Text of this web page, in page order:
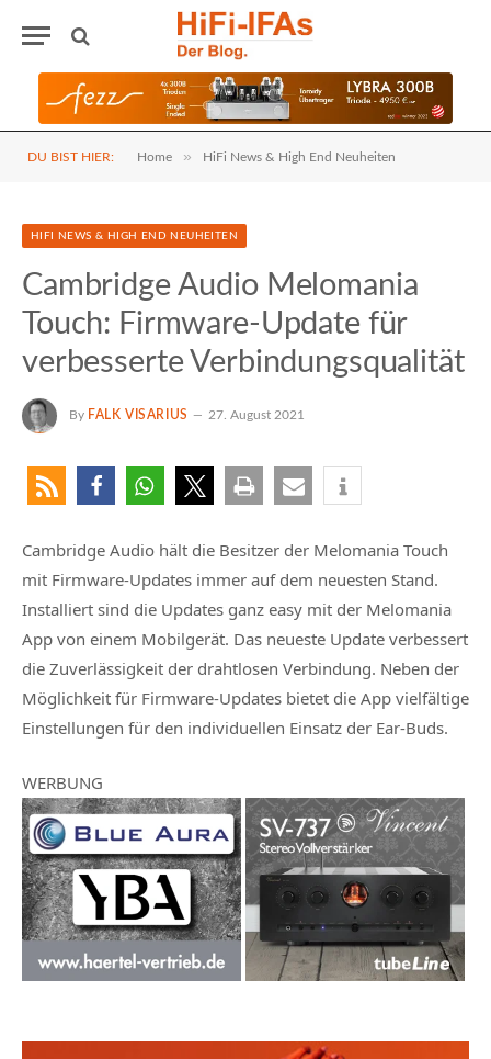
DU BIST HIER: Home » HiFi News & High End Neuheiten
HIFI NEWS & HIGH END NEUHEITEN
Cambridge Audio Melomania
Touch: Firmware-Update für
verbesserte Verbindungsqualität
By FALK VISARIUS 27. August 2021
Cambridge Audio hält die Besitzer der Melomania Touch
mit Firmware-Updates immer auf dem neuesten Stand.
Installiert sind die Updates ganz easy mit der Melomania
App von einem Mobilgerät. Das neueste Update verbessert
die Zuverlässigkeit der drahtlosen Verbindung. Neben der
Möglichkeit für Firmware-Updates bietet die App vielfältige
Einstellungen für den individuellen Einsatz der Ear-Buds.
WERBUNG